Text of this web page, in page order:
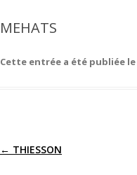
MEHATS
Cette entrée a été publiée le
Navigation
← THIESSON